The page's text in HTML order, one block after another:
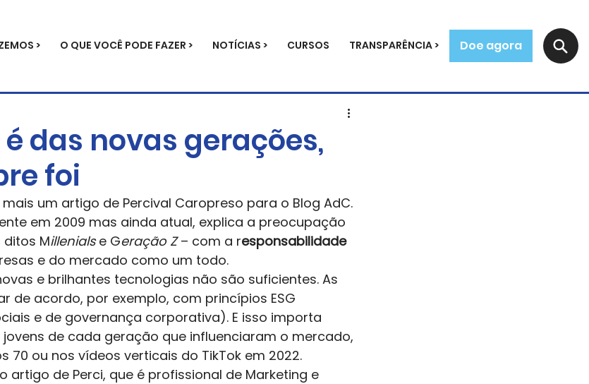
> O QUE VOCÊ PODE FAZER > NOTÍCIAS > CURSOS TRANSPARÊNCIA > Doe agora
das novas gerações,
foi
um artigo de Percival Caropreso para o Blog AdC.
em 2009 mas ainda atual, explica a preocupação
Millenials e Geração Z – com a responsabilidade
e do mercado como um todo.
e brilhantes tecnologias não são suficientes. As
de acordo, por exemplo, com princípios ESG
e de governança corporativa). E isso importa
de cada geração que influenciaram o mercado,
70 ou nos vídeos verticais do TikTok em 2022.
artigo de Perci, que é profissional de Marketing e